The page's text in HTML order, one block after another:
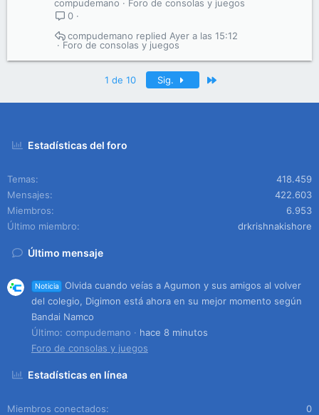
compudemano
Foro de consolas y juegos
0
Foro de consolas y juegos
Ayer a las 15:12
compudemano
1 de 10 Sig.
Estadísticas del foro
Temas
418.459
Mensajes
422.603
Miembros
6.953
Último miembro
drkrishnakishore
Último mensaje
Noticia
Olvida cuando veías a Agumon y sus amigos al volver
del colegio, Digimon está ahora en su mejor momento según
Bandai Namco
Último: compudemano
hace 8 minutos
Foro de consolas y juegos
Estadísticas en línea
Miembros conectados
0